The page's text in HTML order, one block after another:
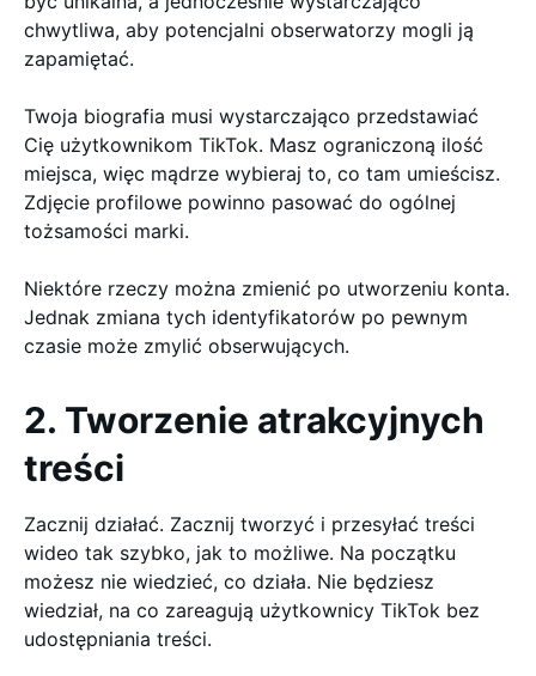
chwytliwa, aby potencjalni obserwatorzy mogli ją
zapamiętać.
Twoja biografia musi wystarczająco przedstawiać
Cię użytkownikom TikTok. Masz ograniczoną ilość
miejsca, więc mądrze wybieraj to, co tam umieścisz.
Zdjęcie profilowe powinno pasować do ogólnej
tożsamości marki.
Niektóre rzeczy można zmienić po utworzeniu konta.
Jednak zmiana tych identyfikatorów po pewnym
czasie może zmylić obserwujących.
2. Tworzenie atrakcyjnych
treści
Zacznij działać. Zacznij tworzyć i przesyłać treści
wideo tak szybko, jak to możliwe. Na początku
możesz nie wiedzieć, co działa. Nie będziesz
wiedział, na co zareagują użytkownicy TikTok bez
udostępniania treści.